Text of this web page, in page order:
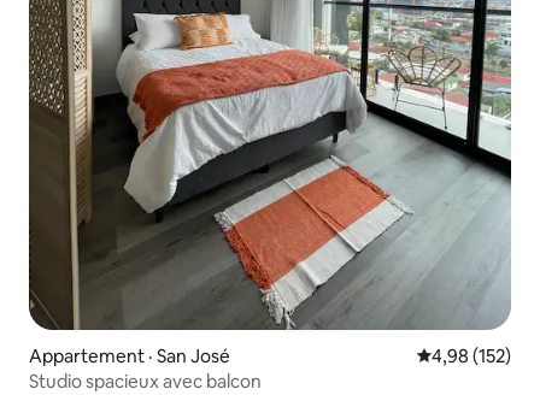
Appartement · San José Note
4,98 (152)
Studio spacieux avec balcon